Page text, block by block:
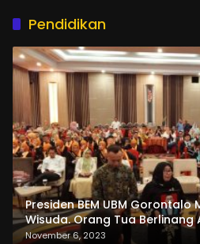
Pendidikan
Presiden BEM UBM Gorontalo
Wisuda. Orang Tua Berlinang
dan Pemasangan Salempang
November 6, 2023